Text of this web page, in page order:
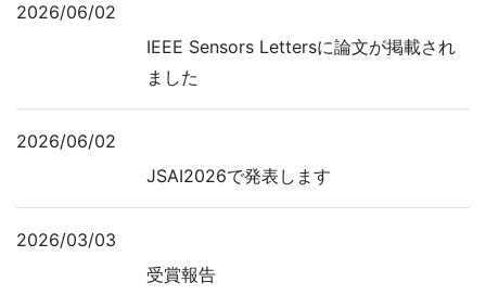
2026/06/02
IEEE Sensors Lettersに論文が掲載され
ました
2026/06/02
JSAI2026で発表します
2026/03/03
受賞報告